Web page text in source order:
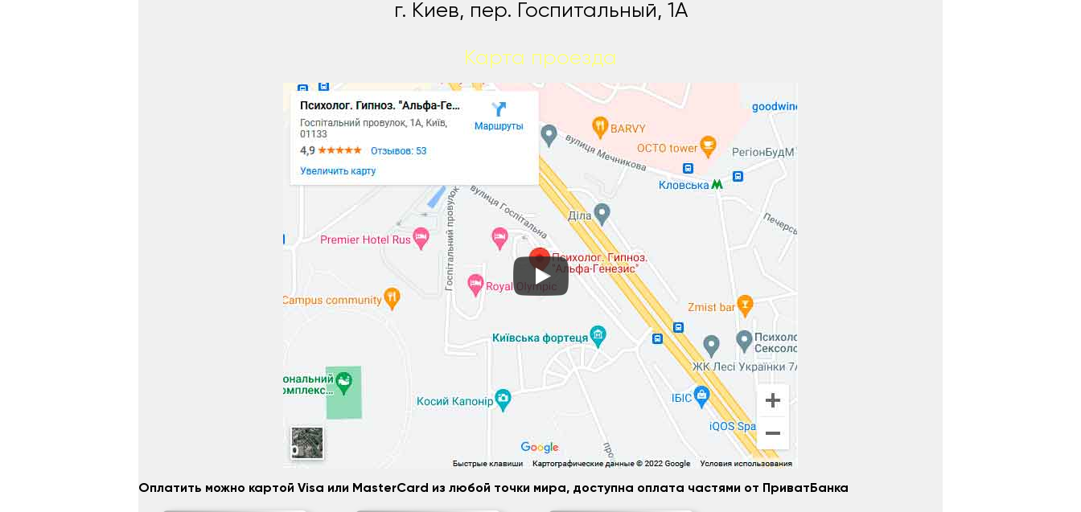
г. Киев, пер. Госпитальный, 1А
Карта проезда
Оплатить можно картой Visa или MasterCard из любой точки мира, доступна оплата частями от ПриватБанка